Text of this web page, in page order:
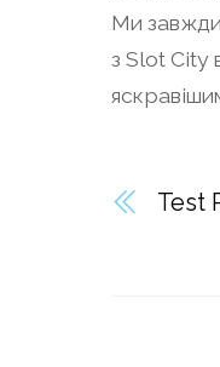
Ми завжди
з Slot City
Test